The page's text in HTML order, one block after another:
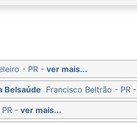
- PR - ver mais...
Belsaúde Francisco Beltrão - PR -
- ver mais...